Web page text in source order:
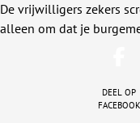
De vrijwilligers zekers
alleen om dat je
Deel op
facebook